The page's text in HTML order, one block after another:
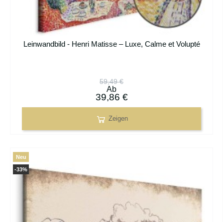
Leinwandbild - Henri Matisse – Luxe, Calme et Volupté
59,49 €
Ab
39,86 €
Zeigen
-33%
Neu